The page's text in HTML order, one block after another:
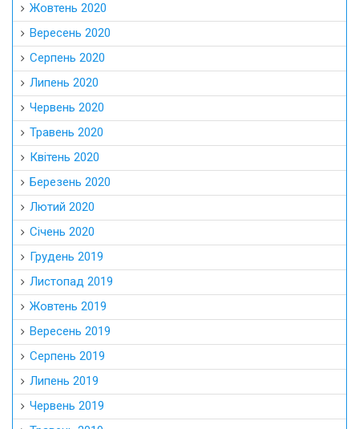
Жовтень 2020
Вересень 2020
Серпень 2020
Липень 2020
Червень 2020
Травень 2020
Квітень 2020
Березень 2020
Лютий 2020
Січень 2020
Грудень 2019
Листопад 2019
Жовтень 2019
Вересень 2019
Серпень 2019
Липень 2019
Червень 2019